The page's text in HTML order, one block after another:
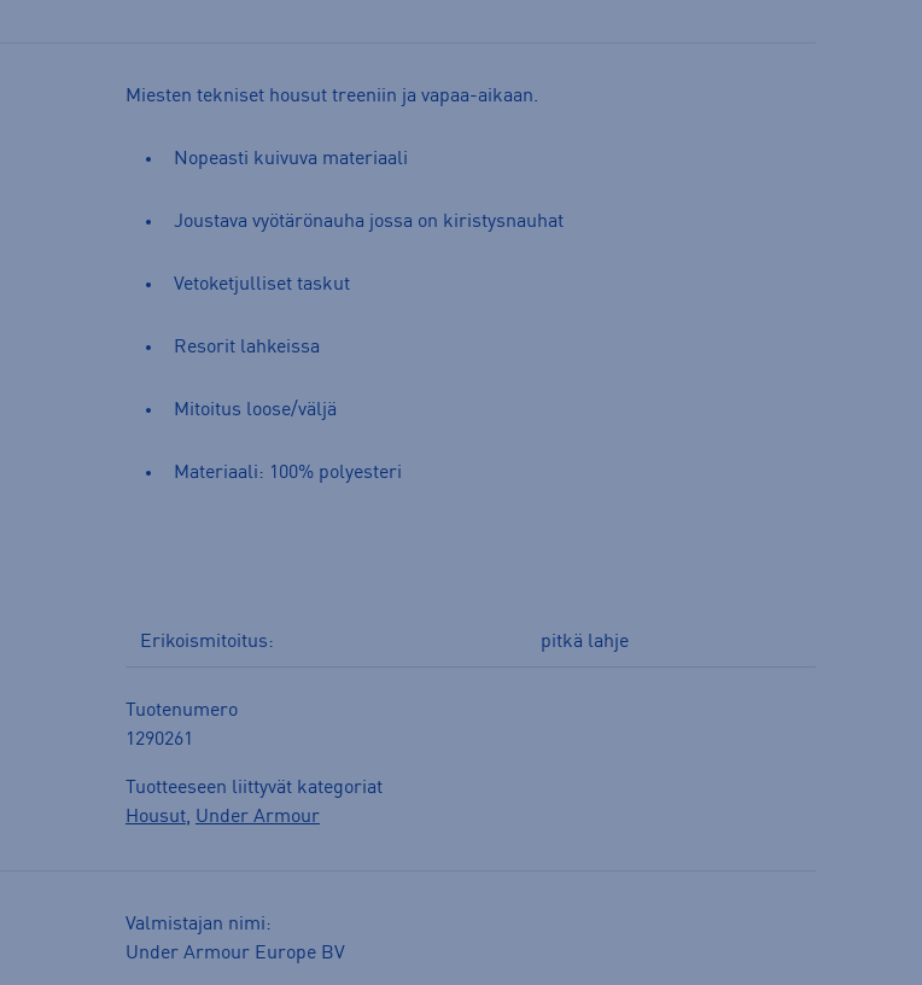
Miesten tekniset housut treeniin ja vapaa-aikaan.
Nopeasti kuivuva materiaali
Joustava vyötärönauha jossa on kiristysnauhat
Vetoketjulliset taskut
Resorit lahkeissa
Mitoitus loose/väljä
Materiaali: 100% polyesteri
Erikoismitoitus: pitkä lahje
Tuotenumero
1290261
Tuotteeseen liittyvät kategoriat
Housut, Under Armour
Valmistajan nimi:
Under Armour Europe BV